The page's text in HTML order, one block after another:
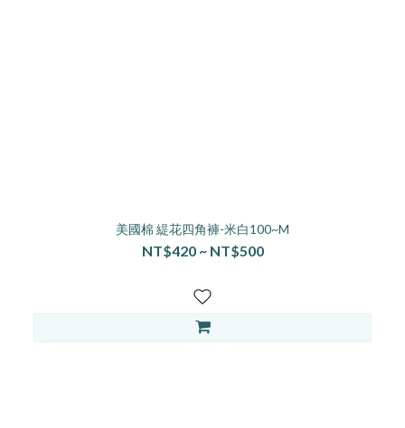
美國棉 緹花四角褲-米白100~M
NT$420 ~ NT$500